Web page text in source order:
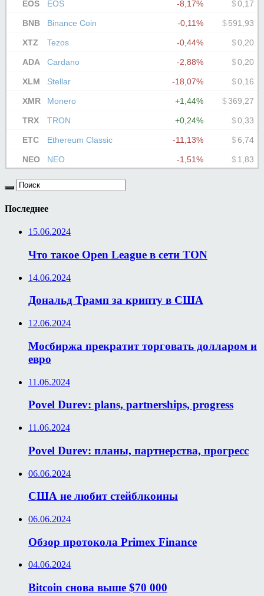
Последнее
15.06.2024
Что такое Open League в сети TON
14.06.2024
Дональд Трамп за крипту в США
12.06.2024
Мосбиржа прекратит торговать долларом и
евро
11.06.2024
Povel Durev: plans, partnerships, progress
11.06.2024
Povel Durev: планы, партнерства, прогресс
06.06.2024
США не любит стейблкоины
06.06.2024
Обзор протокола Primex Finance
04.06.2024
Bitcoin снова выше $70 000